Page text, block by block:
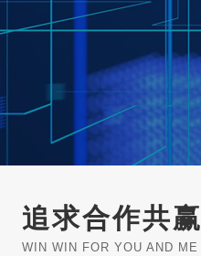
追求合作共赢
WIN WIN FOR YOU AND ME